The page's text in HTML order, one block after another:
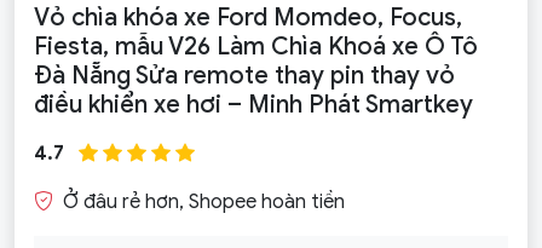
Vỏ chìa khóa xe Ford Momdeo, Focus,
Fiesta, mẫu V26 Làm Chìa Khoá xe Ô Tô
Đà Nẵng Sửa remote thay pin thay vỏ
điều khiển xe hơi – Minh Phát Smartkey
4.7
Ở đâu rẻ hơn, Shopee hoàn tiền